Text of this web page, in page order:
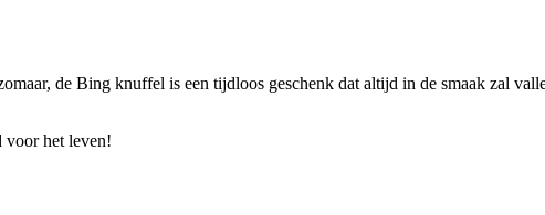
de Bing knuffel is een tijdloos geschenk dat altijd in de smaak zal
voor het leven!